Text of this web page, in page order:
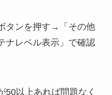
タンを押す→「その他
ナレベル表示」で確認
50以上あれば問題なく